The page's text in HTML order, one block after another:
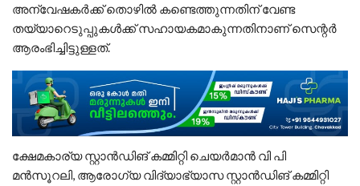
അന്വേഷകർക്ക് തൊഴിൽ കണ്ടെത്തുന്നതിന് വേണ്ട
തയ്യാറെടുപ്പുകൾക്ക്‌ സഹായകമാകുന്നതിനാണ് സെന്റർ
ആരംഭിച്ചിട്ടുള്ളത്.
ക്ഷേമകാര്യ സ്റ്റാൻഡിങ് കമ്മിറ്റി ചെയർമാൻ വി പി
മൻസൂറലി, ആരോഗ്യ വിദ്യാഭ്യാസ സ്റ്റാൻഡിങ് കമ്മിറ്റി